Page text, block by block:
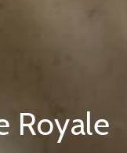
Royale